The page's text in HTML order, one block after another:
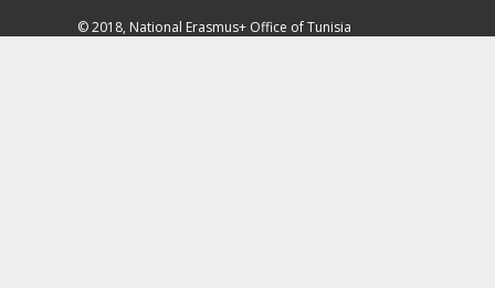
© 2018, National Erasmus+ Office of Tunisia